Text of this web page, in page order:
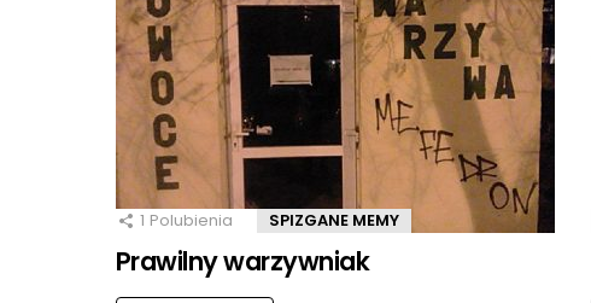
1 Polubienia SPIZGANE MEMY
Prawilny warzywniak